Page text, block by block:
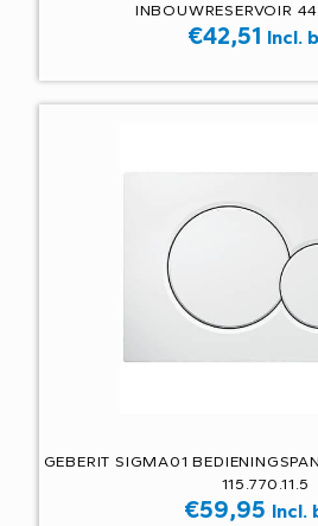
INBOUWRESERVOIR
€42,51 Incl.
GEBERIT SIGMA01
115.770.11.5
€59,95 Incl.